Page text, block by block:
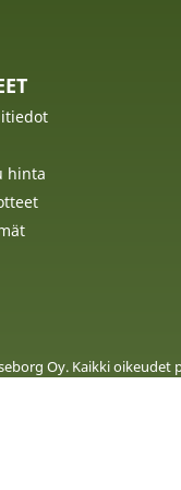
hinta
Oy. Kaikki oikeudet